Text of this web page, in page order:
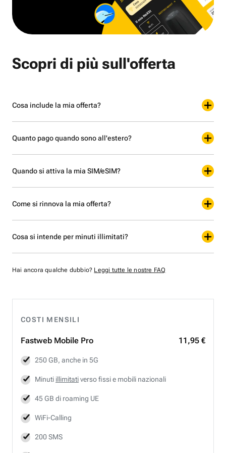
COSTI MENSILI
Fastweb Mobile Pro 11,95 €
250 GB, anche in 5G
Minuti illimitativerso fissi e mobili nazionali
45 GB di roaming UE
WiFi-Calling
200 SMS
Scopri di più sull'offerta
Cosa include la mia offerta?
Quanto pago quando sono all'estero?
Quando si attiva la mia SIM/eSIM?
Come si rinnova la mia offerta?
Cosa si intende per minuti illimitati?
Hai ancora qualche dubbio? Leggi tutte le nostre FAQ